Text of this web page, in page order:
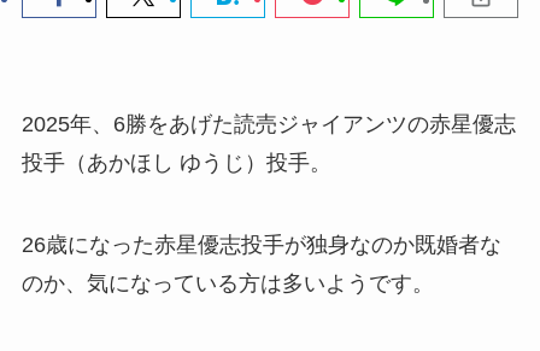
2025年、6勝をあげた読売ジャイアンツの赤星優志
投手（あかほし ゆうじ）投手。
26歳になった赤星優志投手が独身なのか既婚者な
のか、気になっている方は多いようです。